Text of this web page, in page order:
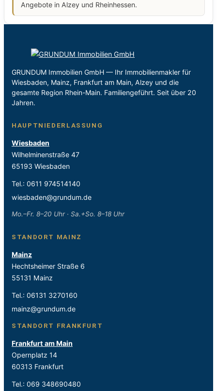
Angebote in Alzey und Rheinhessen.
GRUNDUM Immobilien GmbH — Ihr Immobilienmakler für
Wiesbaden, Mainz, Frankfurt am Main, Alzey und die
gesamte Region Rhein-Main. Familiengeführt. Seit über 20
Jahren.
HAUPTNIEDERLASSUNG
Wiesbaden
Wilhelminenstraße 47
65193 Wiesbaden
Tel.: 0611 974514140
wiesbaden@grundum.de
Mo.–Fr. 8–20 Uhr · Sa.+So. 8–18 Uhr
STANDORT MAINZ
Mainz
Hechtsheimer Straße 6
55131 Mainz
Tel.: 06131 3270160
mainz@grundum.de
STANDORT FRANKFURT
Frankfurt am Main
Opernplatz 14
60313 Frankfurt
Tel.: 069 348690480